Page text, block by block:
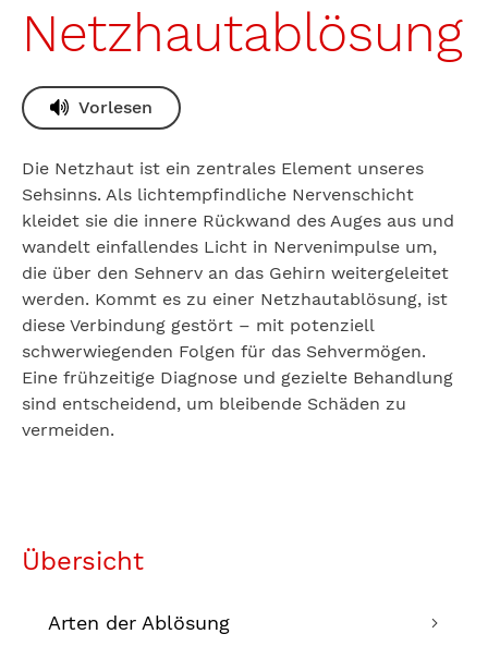
Netzhautablösung
Vorlesen
Die Netzhaut ist ein zentrales Element unseres
Sehsinns. Als lichtempfindliche Nervenschicht
kleidet sie die innere Rückwand des Auges aus und
wandelt einfallendes Licht in Nervenimpulse um,
die über den Sehnerv an das Gehirn weitergeleitet
werden. Kommt es zu einer Netzhautablösung, ist
diese Verbindung gestört – mit potenziell
schwerwiegenden Folgen für das Sehvermögen.
Eine frühzeitige Diagnose und gezielte Behandlung
sind entscheidend, um bleibende Schäden zu
vermeiden.
Übersicht
Arten der Ablösung